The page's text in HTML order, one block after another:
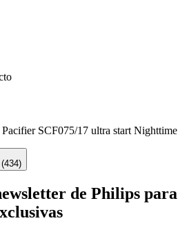
Pacifier SCF075/17 ultra start Nighttime
de Philips para